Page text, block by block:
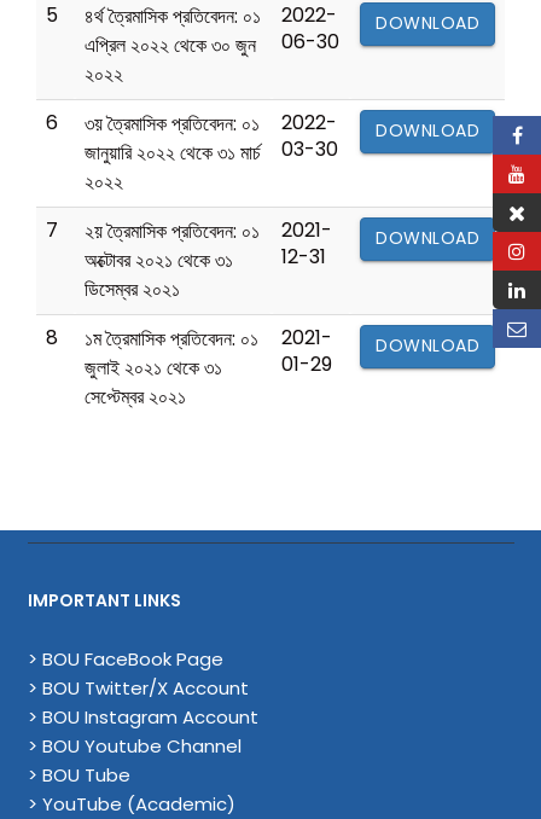
5
৪র্থ ত্রৈমাসিক প্রতিবেদন: ০১
এপ্রিল ২০২২ থেকে ৩০ জুন
২০২২
2022-
06-30
DOWNLOAD
6
৩য় ত্রৈমাসিক প্রতিবেদন: ০১
জানুয়ারি ২০২২ থেকে ৩১ মার্চ
২০২২
2022-
03-30
DOWNLOAD
7
২য় ত্রৈমাসিক প্রতিবেদন: ০১
অক্টোবর ২০২১ থেকে ৩১
ডিসেম্বর ২০২১
2021-
12-31
DOWNLOAD
8
১ম ত্রৈমাসিক প্রতিবেদন: ০১
জুলাই ২০২১ থেকে ৩১
সেপ্টেম্বর ২০২১
2021-
01-29
DOWNLOAD
IMPORTANT LINKS
> BOU FaceBook Page
> BOU Twitter/X Account
> BOU Instagram Account
> BOU Youtube Channel
> BOU Tube
> YouTube (Academic)